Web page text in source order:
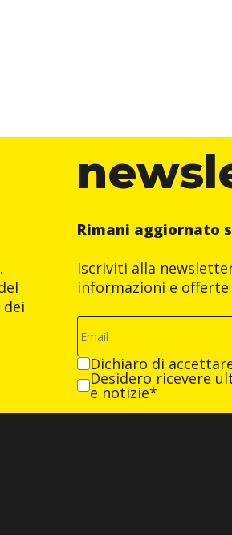
Rimani aggiornato
Iscriviti alla
informazioni e
Dichiaro di
Desidero ricevere
e notizie*